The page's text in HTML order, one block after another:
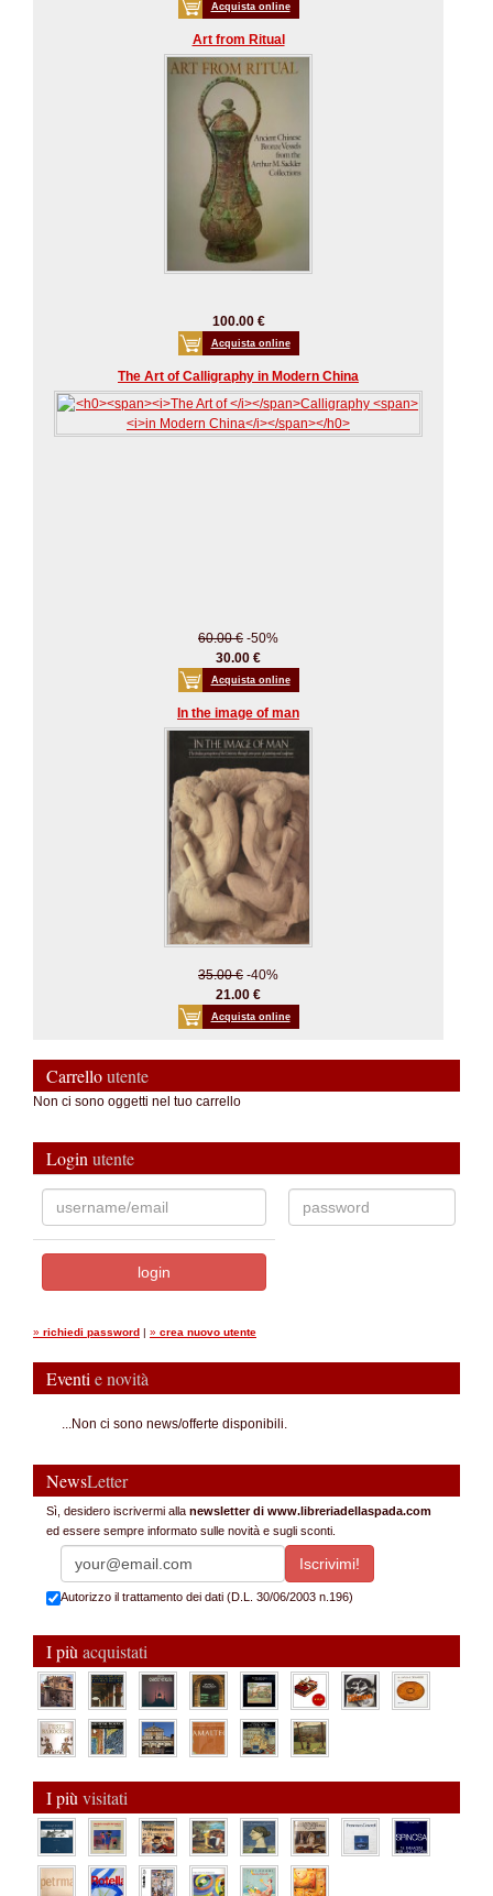
Acquista online
Art from Ritual
100.00 €
Acquista online
The Art of Calligraphy in Modern China
60.00 € -50%
30.00 €
Acquista online
In the image of man
35.00 € -40%
21.00 €
Acquista online
Carrelloutente
Non ci sono oggetti nel tuo carrello
Login utente
» richiedi password | » crea nuovo utente
Eventi e novità
...Non ci sono news/offerte disponibili.
NewsLetter
Sì, desidero iscrivermi alla newsletter di www.libreriadellaspada.com
ed essere sempre informato sulle novità e sugli sconti.
Autorizzo il trattamento dei dati (D.L. 30/06/2003 n.196)
I più acquistati
I più visitati